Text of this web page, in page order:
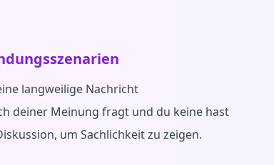
langweilige Nachricht
deiner Meinung fragt und du keine hast
um Sachlichkeit zu zeigen.